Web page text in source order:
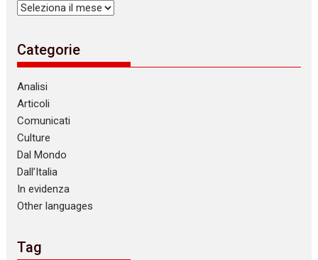
Archivi
Categorie
Analisi
Articoli
Comunicati
Culture
Dal Mondo
Dall’Italia
In evidenza
Other languages
Tag